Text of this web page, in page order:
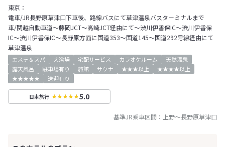
東京：
電車/JR長野原草津口下車後、路線バスにて草津温泉バスターミナルまで
車/関越自動車道～藤岡JCT～高崎JCT経由にて～渋川伊香保IC～渋川伊香保
IC～渋川伊香保IC～長野原方面に国道353～国道145～国道292号線経由にて
草津温泉
エステ＆スパ 大浴場 宅配サービス カラオケルーム
天然温泉
露天風呂
駐車場有り 旅館 サウナ ★★★以上
★★★★以上
★★★★★
送迎有り
日本旅行 5.0
基準JR乗車区間： 上野～長野原草津口